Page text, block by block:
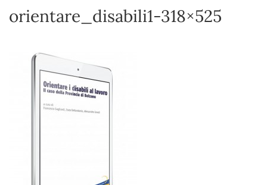
orientare_disabili1-318×525